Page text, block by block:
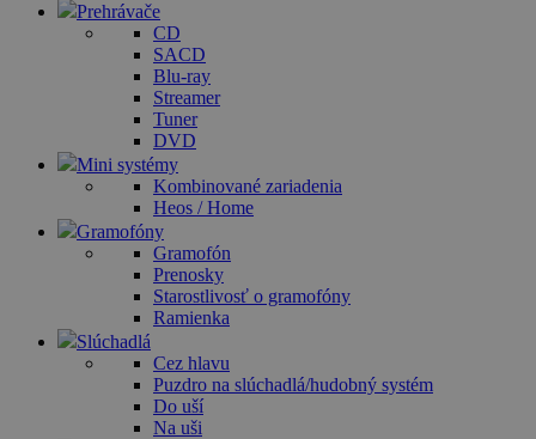
Prehrávače
CD
SACD
Blu-ray
Streamer
Tuner
DVD
Mini systémy
Kombinované zariadenia
Heos / Home
Gramofóny
Gramofón
Prenosky
Starostlivosť o gramofóny
Ramienka
Slúchadlá
Cez hlavu
Puzdro na slúchadlá/hudobný systém
Do uší
Na uši